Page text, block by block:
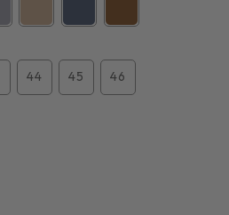
44 45 46